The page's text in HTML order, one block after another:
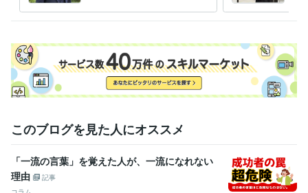
得意分野
営業 人材育成
悩み相談・カウンセリング 怒りに対するコンサルタント
営業 管理職 人材育成 家庭 アンガーマネジメント
す
う。
このブログを見た人にオススメ
「一流の言葉」を覚えた人が、一流になれない
理由
記事